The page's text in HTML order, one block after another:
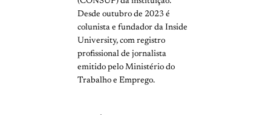
Desde outubro de 2023 é
colunista e fundador da Inside
University, com registro
profissional de jornalista
emitido pelo Ministério do
Trabalho e Emprego.